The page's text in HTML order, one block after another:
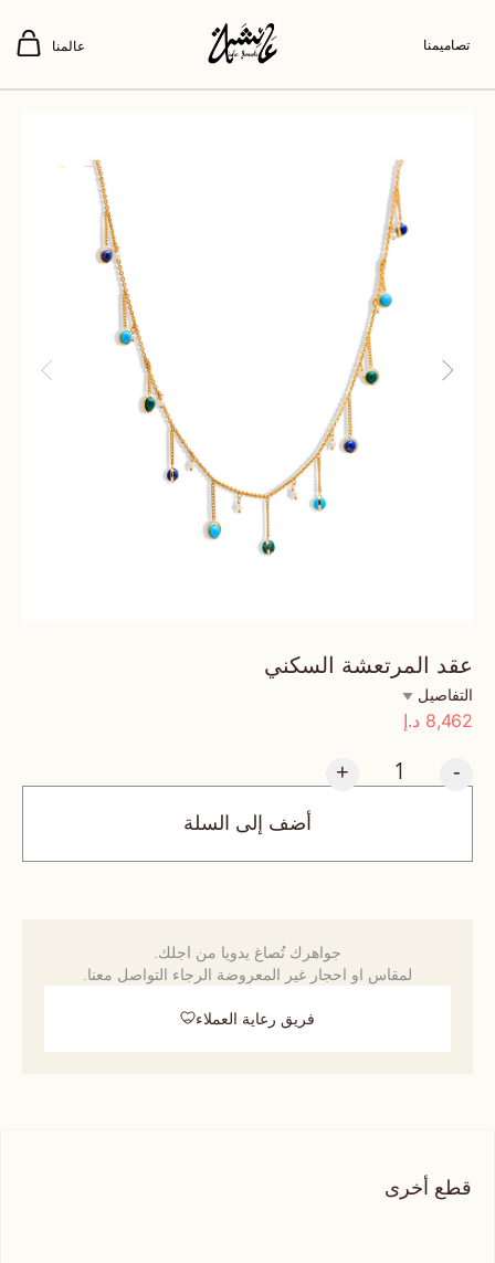
تصاميمنا عالمنا
عقد المرتعشة السكني
التفاصيل
8,462 د.إ
-
+
أضف إلى السلة
جواهرك تُصاغ يدويا من اجلك.
لمقاس او احجار غير المعروضة الرجاء التواصل معنا.
فريق رعاية العملاء
قطع أخرى